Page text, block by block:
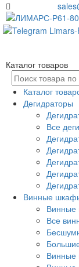
61-80
Каталог товаров
Каталог
Дегидраторы
Все
Винные
Все